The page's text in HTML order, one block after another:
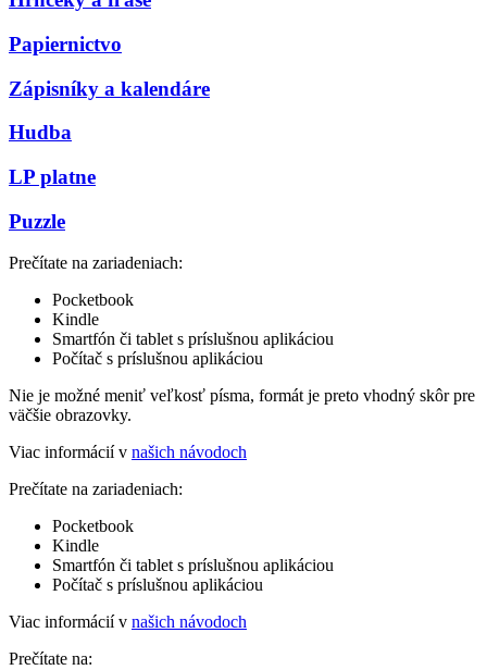
Papiernictvo
Zápisníky a kalendáre
Hudba
LP platne
Puzzle
Prečítate na zariadeniach:
Pocketbook
Kindle
Smartfón či tablet s príslušnou aplikáciou
Počítač s príslušnou aplikáciou
Nie je možné meniť veľkosť písma, formát je preto vhodný skôr pre
väčšie obrazovky.
Viac informácií v našich návodoch
Prečítate na zariadeniach:
Pocketbook
Kindle
Smartfón či tablet s príslušnou aplikáciou
Počítač s príslušnou aplikáciou
Viac informácií v našich návodoch
Prečítate na: